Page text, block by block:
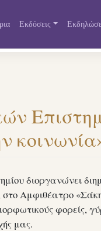
Εκδόσεις
διοργανώνει
στο Αμφιθέατρο
φορείς,
μας.